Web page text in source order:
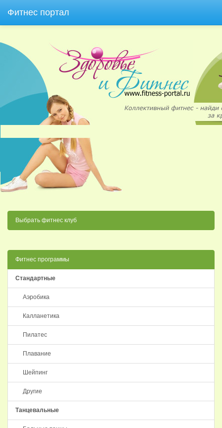
Фитнес портал
Выбрать фитнес клуб
Фитнес программы
Стандартные
Аэробика
Калланетика
Пилатес
Плавание
Шейпинг
Другие
Танцевальные